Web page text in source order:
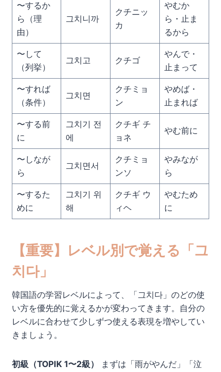
〜するか
ら（理
由）
그치니까
クチニッ
カ
やむか
ら・止ま
るから
〜して
（列挙）
그치고 クチゴ
やんで・
止まって
〜すれば
（条件）
그치면
クチミョ
ン
やめば・
止まれば
〜する前
に
그치기 전
에
クチギ チ
ョネ
やむ前に
〜しなが
ら
그치면서
クチミョ
ンソ
やみなが
ら
〜するた
めに
그치기 위
해
クチギ ウ
ィヘ
やむため
に
【重要】レベル別で覚える「그
치다」
韓国語の学習レベルによって、「그치다」のどの使
い方を優先的に覚えるかが変わってきます。自分の
レベルに合わせて少しずつ使える表現を増やしてい
きましょう。
初級（TOPIK 1〜2級）
まずは「雨がやんだ」「泣